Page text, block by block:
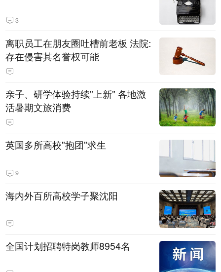
3
离职员工在朋友圈吐槽前老板 法院:
存在侵害其名誉权可能
亲子、研学体验持续"上新" 各地激
活暑期文旅消费
英国多所高校"抱团"求生
9
海内外百所高校学子聚沈阳
全国计划招聘特岗教师8954名